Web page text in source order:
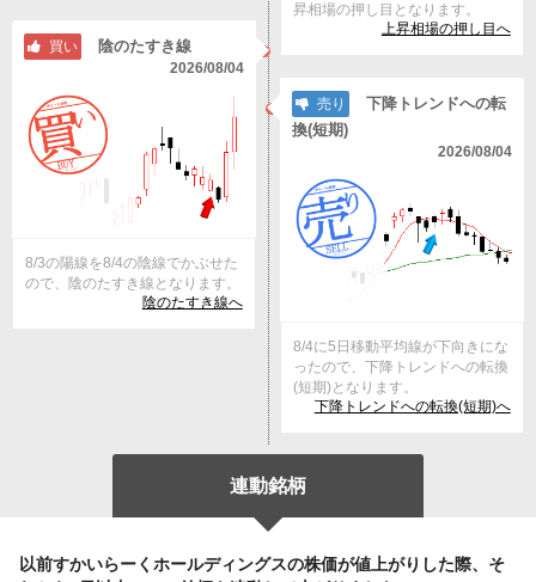
昇相場の押し目となります。
上昇相場の押し目へ
買い
陰のたすき線
2026/08/04
8/3の陽線を8/4の陰線でかぶせた
ので、陰のたすき線となります。
陰のたすき線へ
売り
下降トレンドへの転
換(短期)
2026/08/04
8/4に5日移動平均線が下向きにな
ったので、下降トレンドへの転換
(短期)となります。
下降トレンドへの転換(短期)へ
連動銘柄
以前すかいらーくホールディングスの株価が値上がりした際、そ